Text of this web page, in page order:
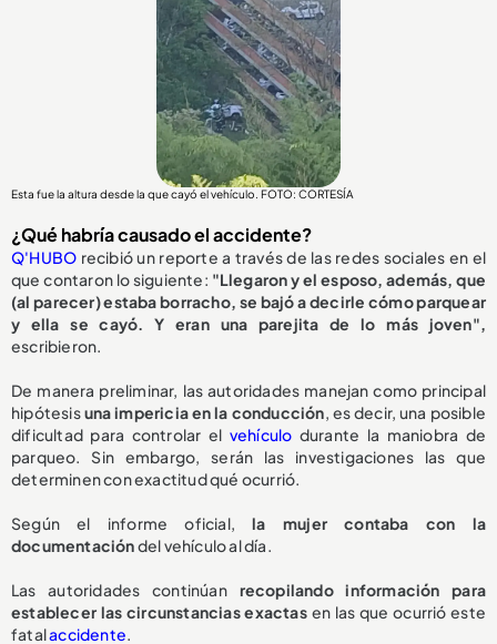
Esta fue la altura desde la que cayó el vehículo. FOTO: CORTESÍA
¿Qué habría causado el accidente?
Q'HUBO recibió un reporte a través de las redes sociales en el
que contaron lo siguiente: "Llegaron y el esposo, además, que
(al parecer) estaba borracho, se bajó a decirle cómo parquear
y ella se cayó. Y eran una parejita de lo más joven",
escribieron.
De manera preliminar, las autoridades manejan como principal
hipótesisuna impericia en la conducción, es decir, una posible
dificultad para controlar el vehículo durante la maniobra de
parqueo. Sin embargo, serán las investigaciones las que
determinen con exactitud qué ocurrió.
Según el informe oficial,la mujer contaba con la
documentacióndel vehículo al día.
Las autoridades continúan recopilando información para
establecer las circunstancias exactasen las que ocurrió este
fatalaccidente.